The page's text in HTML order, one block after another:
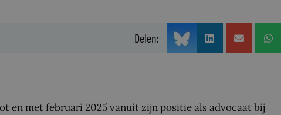
Delen:
en met februari 2025 vanuit zijn positie als advocaat bij